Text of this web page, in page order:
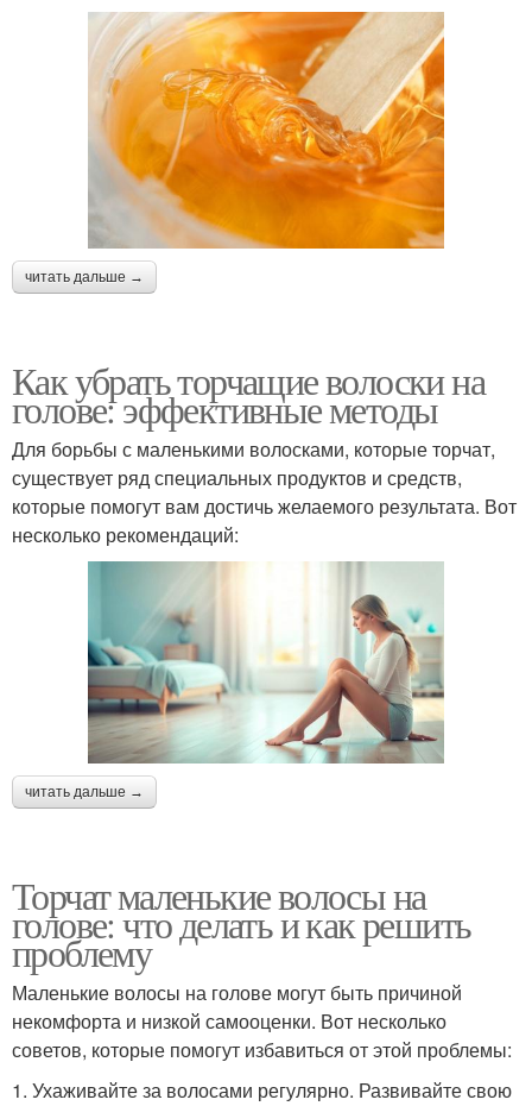
читать дальше →
Как убрать торчащие волоски на
голове: эффективные методы
Для борьбы с маленькими волосками, которые торчат,
существует ряд специальных продуктов и средств,
которые помогут вам достичь желаемого результата. Вот
несколько рекомендаций:
читать дальше →
Торчат маленькие волосы на
голове: что делать и как решить
проблему
Маленькие волосы на голове могут быть причиной
некомфорта и низкой самооценки. Вот несколько
советов, которые помогут избавиться от этой проблемы:
1. Ухаживайте за волосами регулярно. Развивайте свою